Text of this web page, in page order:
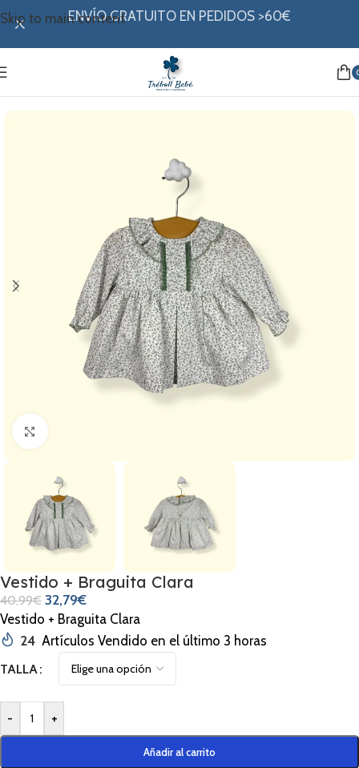
Skip to main contentENVÍO GRATUITO EN PEDIDOS >60€
Colección invierno
Clic para ampliar
Vestido + Braguita Clara
40,99€ 32,79€
Vestido + Braguita Clara
24 Artículos Vendido en el último 3 horas
TALLA
- +
Añadir al carrito